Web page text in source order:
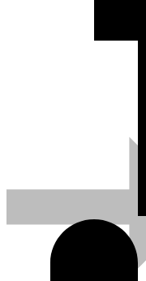
Articles Industriels